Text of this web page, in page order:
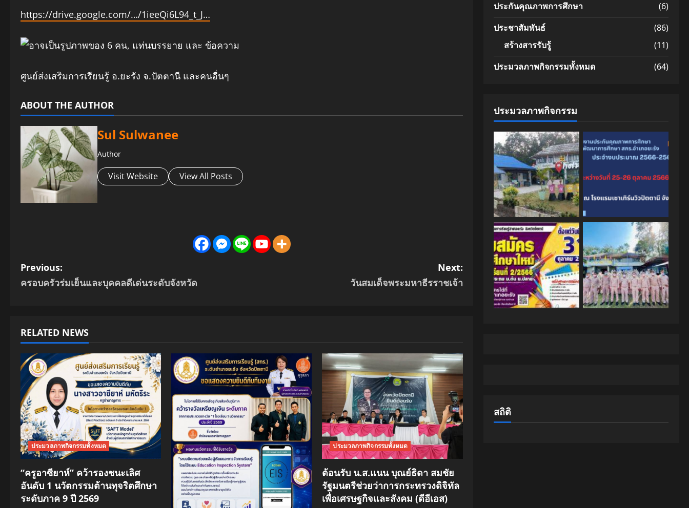
https://drive.google.com/…/1ieeQi6L94_t_J…
ศูนย์ส่งเสริมการเรียนรู้ อ.ยะรัง จ.ปัตตานี และคนอื่นๆ
ABOUT THE AUTHOR
Sul Sulwanee
Author
Visit Website View All Posts
P
o
t
n
a
v
i
g
a
t
Previous:
ครอบครัวร่มเย็นและบุคคลดีเด่นระดับจังหวัด
Next:
วันสมเด็จพระมหาธีรราชเจ้า
RELATED NEWS
ประมวลภาพกิจกรรมทั้งหมด
“ครูอาซียาห์” คว้ารองชนะเลิศ
อันดับ 1 นวัตกรรมต้านทุจริตศึกษา
ระดับภาค 9 ปี 2569
ประมวลภาพกิจกรรมทั้งหมด
ต้อนรับ น.ส.แนน บุณย์ธิดา สมชัย
รัฐมนตรีช่วยว่าการกระทรวงดิจิทัล
เพื่อเศรษฐกิจและสังคม (ดีอีเอส)
ประกันคุณภาพการศึกษา
(6)
ประชาสัมพันธ์
(86)
สร้างสารรับรู้
(11)
ประมวลภาพกิจกรรมทั้งหมด
(64)
ประมวลภาพกิจกรรม
สถิติ